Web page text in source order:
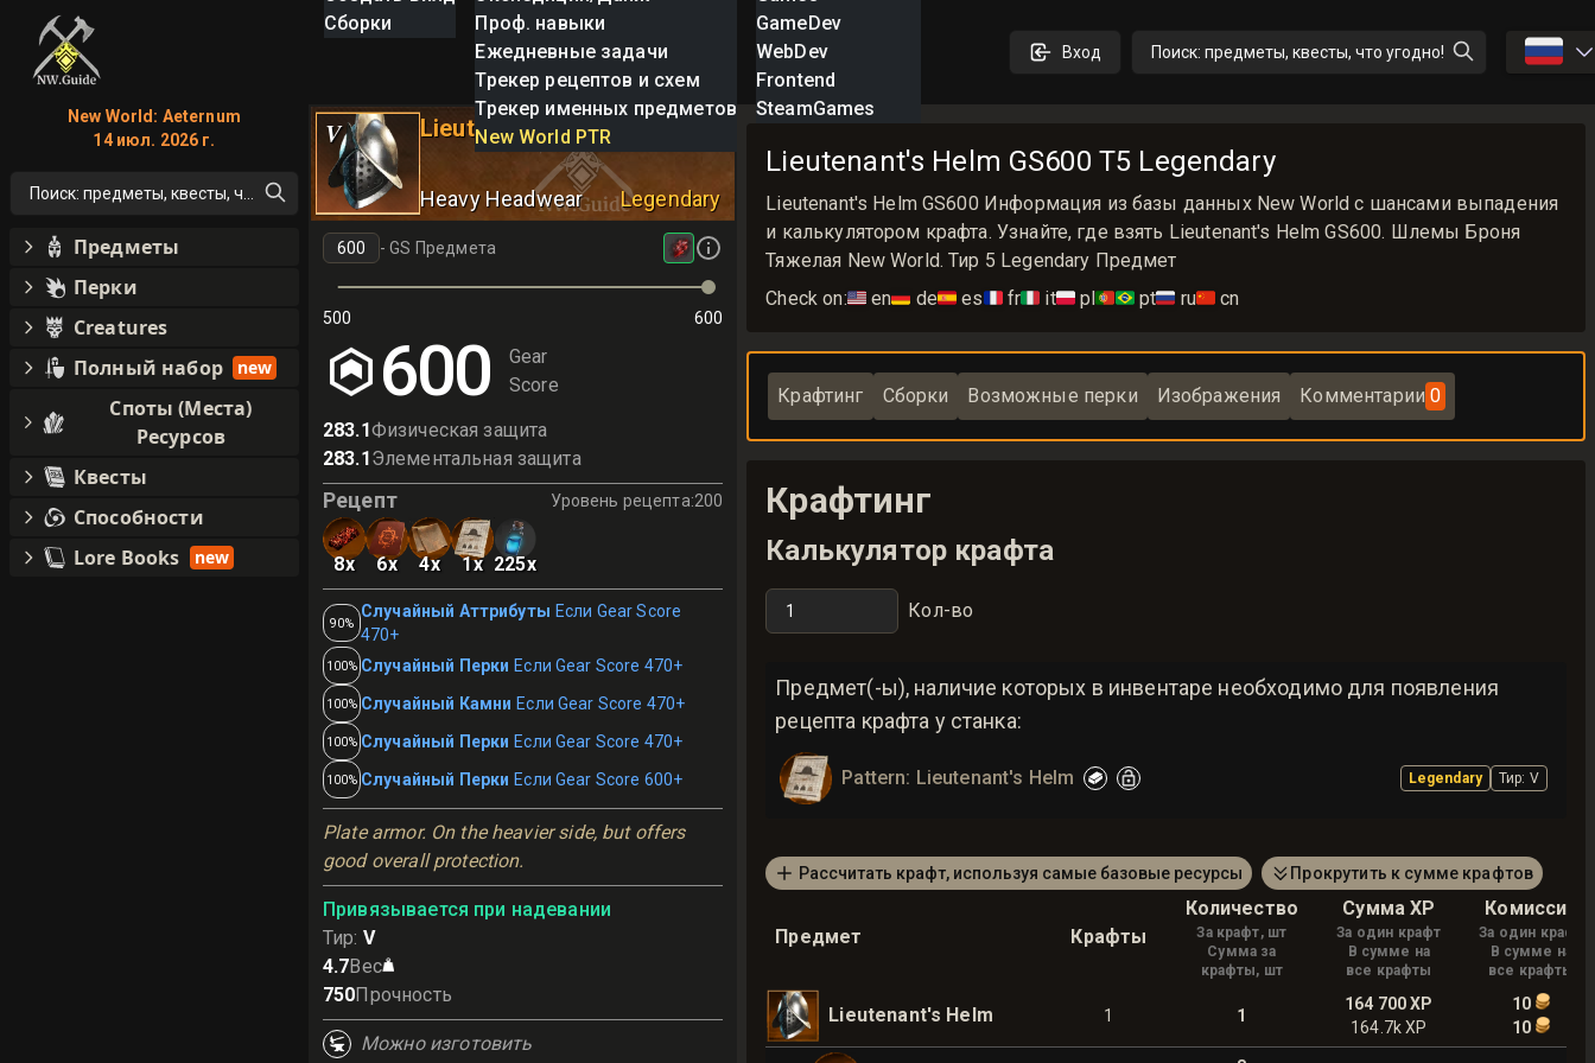
Сборки
Проф. навыки
Ежедневные задачи
Трекер рецептов и схем
Трекер именных предметов
New World PTR
GameDev
WebDev
Frontend
SteamGames
Вход Поиск: предметы, квесты, что угодно! 🇷🇺
V Lieutenant's Helm
Heavy Headwear Legendary
-GS Предмета
500 600
600
Gear
Score
283.1Физическая защита
283.1Элементальная защита
Рецепт Уровень рецепта:200
8x 6x 4x 1x 225x
90%
Случайный Аттрибуты Если Gear Score
470+
100% Случайный Перки Если Gear Score 470+
100% Случайный Камни Если Gear Score 470+
100% Случайный Перки Если Gear Score 470+
100% Случайный Перки Если Gear Score 600+
Plate armor. On the heavier side, but offers
good overall protection.
Привязывается при надевании
Тир: V
4.7Вес
750Прочность
Можно изготовить
Lieutenant's Helm GS600 T5 Legendary
Lieutenant's Helm GS600 Информация из базы данных New World с шансами выпадения
и калькулятором крафта. Узнайте, где взять Lieutenant's Helm GS600. Шлемы Броня
Тяжелая New World. Тир 5 Legendary Предмет
Check on:🇺🇸 en🇩🇪 de🇪🇸 es🇫🇷 fr🇮🇹 it🇵🇱 pl🇵🇹🇧🇷 pt🇷🇺 ru🇨🇳 cn
Крафтинг Сборки Возможные перки Изображения Комментарии 0
Крафтинг
Калькулятор крафта
Кол-во
Предмет(-ы), наличие которых в инвентаре необходимо для появления
рецепта крафта у станка:
Pattern: Lieutenant's Helm Legendary Тир: V
Рассчитать крафт, используя самые базовые ресурсы Прокрутить к сумме крафтов
Предмет Крафты
Количество
За крафт, шт
Сумма за
крафты, шт
Сумма XP
За один крафт
В сумме на
все крафты
Комиссия
За один крафт
В сумме на
все крафты
Lieutenant's Helm 1 1
164 700 XP
164.7kXP
10
10
New World: Aeternum
14 июл. 2026 г.
Поиск: предметы, квесты, что угодно!
Предметы
Перки
Creatures
Полный набор
new
Споты (Места)
Ресурсов
Квесты
Способности
Lore Books
new